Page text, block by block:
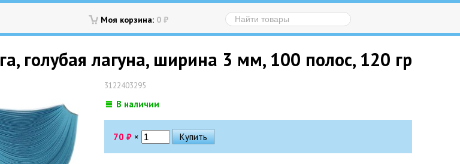
Моя корзина: 0 ₽
голубая лагуна, ширина 3 мм, 100 полос, 120 гр
3122403295
В наличии
70 ₽ ×